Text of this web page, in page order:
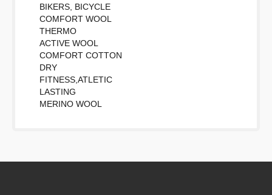
BIKERS, BICYCLE
COMFORT WOOL
THERMO
ACTIVE WOOL
COMFORT COTTON
DRY
FITNESS,ATLETIC
LASTING
MERINO WOOL